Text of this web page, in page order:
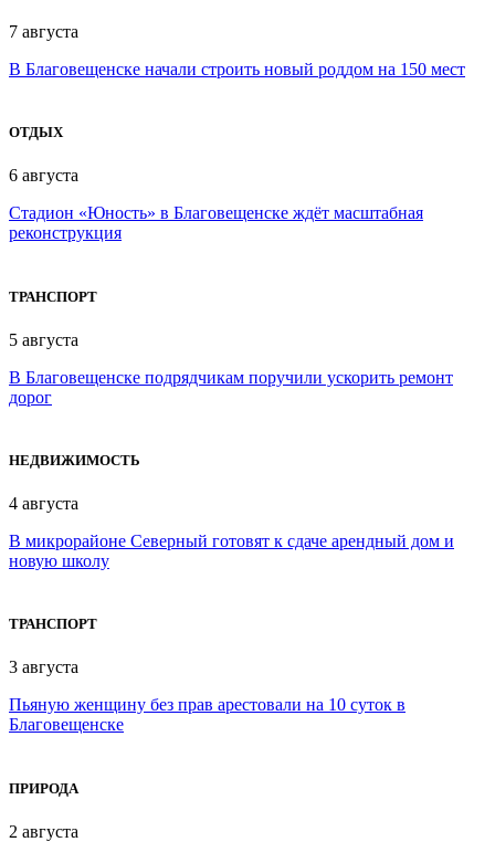
7 августа
В Благовещенске начали строить новый роддом на 150 мест
ОТДЫХ
6 августа
Стадион «Юность» в Благовещенске ждёт масштабная
реконструкция
ТРАНСПОРТ
5 августа
В Благовещенске подрядчикам поручили ускорить ремонт
дорог
НЕДВИЖИМОСТЬ
4 августа
В микрорайоне Северный готовят к сдаче арендный дом и
новую школу
ТРАНСПОРТ
3 августа
Пьяную женщину без прав арестовали на 10 суток в
Благовещенске
ПРИРОДА
2 августа